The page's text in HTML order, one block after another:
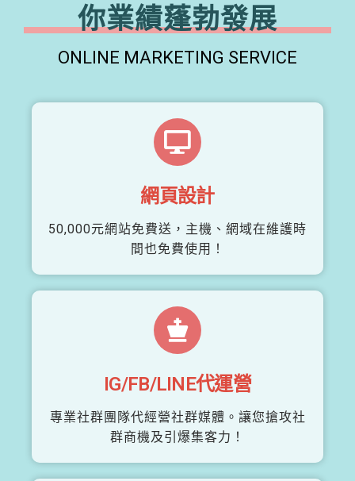
你業績蓬勃發展
ONLINE MARKETING SERVICE
網頁設計
50,000元網站免費送，主機、網域在維護時
間也免費使用！
IG/FB/LINE代運營
專業社群團隊代經營社群媒體。讓您搶攻社
群商機及引爆集客力！